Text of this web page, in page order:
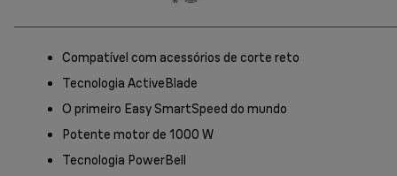
Compatível com acessórios de corte reto
Tecnologia ActiveBlade
O primeiro Easy SmartSpeed do mundo
Potente motor de 1000 W
Tecnologia PowerBell